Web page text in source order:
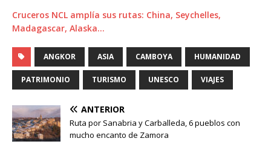
Cruceros NCL amplía sus rutas: China, Seychelles,
Madagascar, Alaska…
ANGKOR ASIA CAMBOYA HUMANIDAD
PATRIMONIO TURISMO UNESCO VIAJES
ANTERIOR
Ruta por Sanabria y Carballeda, 6 pueblos con
mucho encanto de Zamora